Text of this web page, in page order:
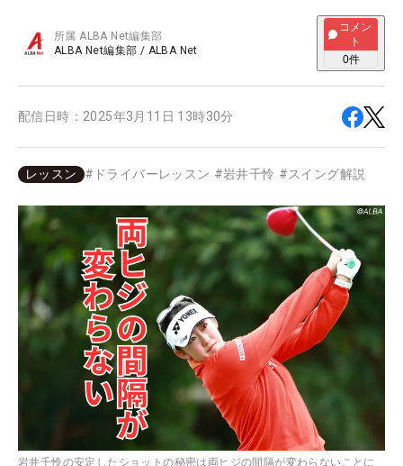
所属ALBA Net編集部
ALBA Net編集部 / ALBA Net
コメン
ト
0件
配信日時： 2025年3月11日 13時30分
レッスン # ドライバーレッスン #岩井千怜 #スイング解説
岩井千怜の安定したショットの秘密は両ヒジの間隔が変わらないことに